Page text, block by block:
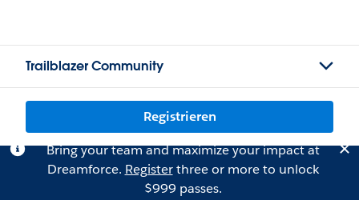
Trailblazer Community
Registrieren
Bring your team and maximize your impact at
Dreamforce. Registerthree or more to unlock
$999 passes.